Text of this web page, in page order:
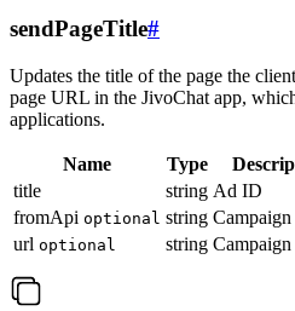
sendPageTitle#
Updates the title of the page the
page URL in the JivoChat app,
applications.
Name Type
title
string Ad ID
fromApi optional string Campaign
url optional string Campaign